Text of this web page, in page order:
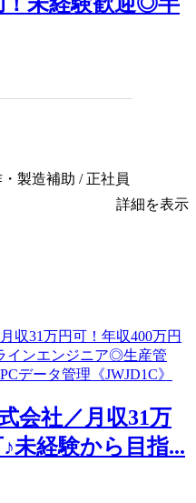
製造補助 / 正社員
詳細を表示
会社／月収31万
未経験から目指...